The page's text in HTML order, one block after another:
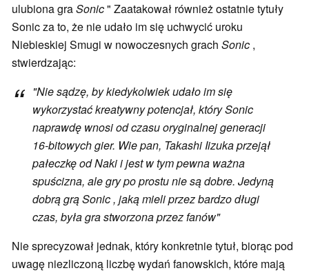
ulubiona graSonic" Zaatakował również ostatnie tytuły
Sonic za to, że nie udało im się uchwycić uroku
Niebieskiej Smugi w nowoczesnych grach Sonic ,
stwierdzając:
"Nie sądzę, by kiedykolwiek udało im się
wykorzystać kreatywny potencjał, którySonic
naprawdę wnosi od czasu oryginalnej generacji
16-bitowych gier. Wie pan, Takashi Iizuka przejął
pałeczkę od Naki i jest w tym pewna ważna
spuścizna, ale gry po prostu nie są dobre. Jedyną
dobrą grąSonic, jaką mieli przez bardzo długi
czas, była gra stworzona przez fanów"
Nie sprecyzował jednak, który konkretnie tytuł, biorąc pod
uwagę niezliczoną liczbę wydań fanowskich, które mają